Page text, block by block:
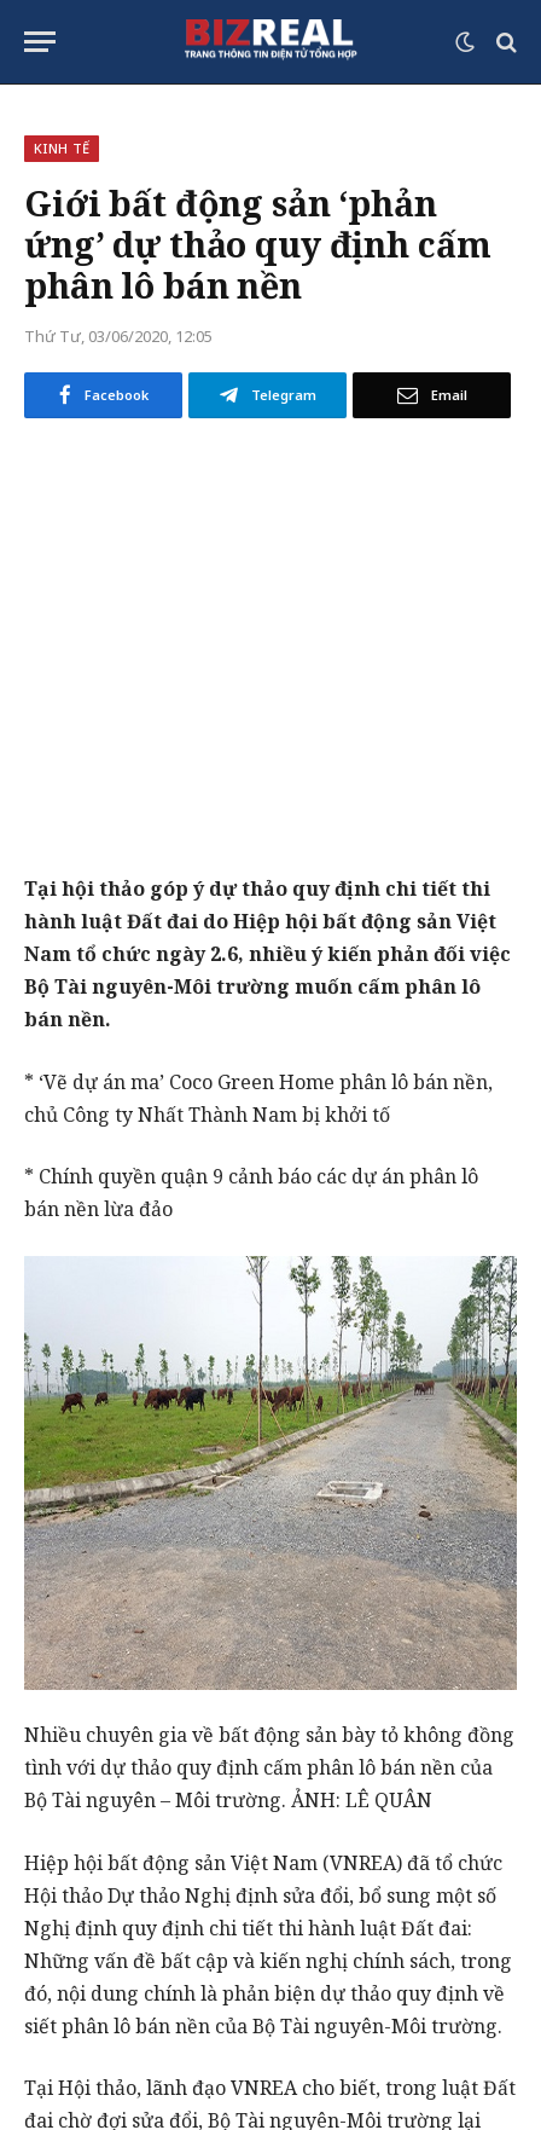
KINH TẾ
Giới bất động sản ‘phản
ứng’ dự thảo quy định cấm
phân lô bán nền
Thứ Tư, 03/06/2020, 12:05
Facebook Telegram Email
Tại hội thảo góp ý dự thảo quy định chi tiết thi
hành luật Đất đai do Hiệp hội bất động sản Việt
Nam tổ chức ngày 2.6, nhiều ý kiến phản đối việc
Bộ Tài nguyên-Môi trường muốn cấm phân lô
bán nền.
* ‘Vẽ dự án ma’ Coco Green Home phân lô bán nền,
chủ Công ty Nhất Thành Nam bị khởi tố
* Chính quyền quận 9 cảnh báo các dự án phân lô
bán nền lừa đảo
Nhiều chuyên gia về bất động sản bày tỏ không đồng
tình với dự thảo quy định cấm phân lô bán nền của
Bộ Tài nguyên – Môi trường. ẢNH: LÊ QUÂN
Hiệp hội bất động sản Việt Nam (VNREA) đã tổ chức
Hội thảo Dự thảo Nghị định sửa đổi, bổ sung một số
Nghị định quy định chi tiết thi hành luật Đất đai:
Những vấn đề bất cập và kiến nghị chính sách, trong
đó, nội dung chính là phản biện dự thảo quy định về
siết phân lô bán nền của Bộ Tài nguyên-Môi trường.
Tại Hội thảo, lãnh đạo VNREA cho biết, trong luật Đất
đai chờ đợi sửa đổi, Bộ Tài nguyên-Môi trường lại